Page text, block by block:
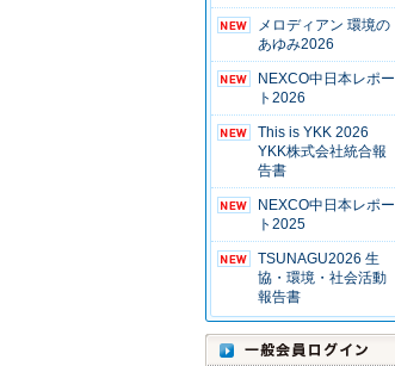
メロディアン 環境の
あゆみ2026
NEXCO中日本レポー
ト2026
This is YKK 2026
YKK株式会社統合報
告書
NEXCO中日本レポー
ト2025
TSUNAGU2026 生
協・環境・社会活動
報告書